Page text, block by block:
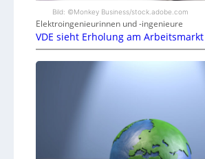
Bild: ©Monkey Business/stock.adobe.com
Elektroingenieurinnen und -ingenieure
VDE sieht Erholung am Arbeitsmarkt